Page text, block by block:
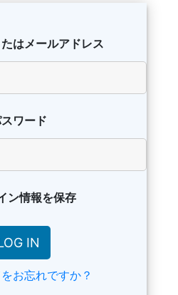
はメールアドレス
ワード
ン情報を保存
お忘れですか？